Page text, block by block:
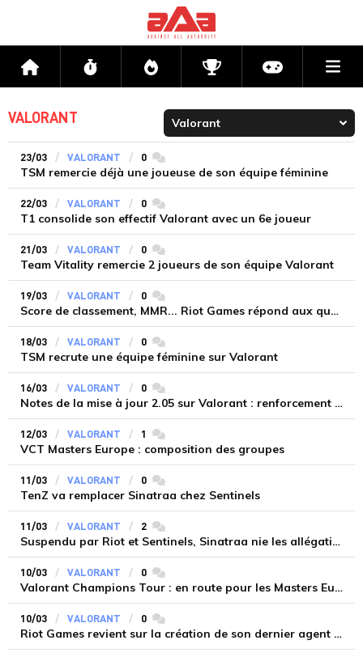
Accueil Flux Directs CompétitionsActu jeux
VALORANT
23/03 VALORANT 0 commentaires
TSM remercie déjà une joueuse de son équipe féminine
22/03 VALORANT 0 commentaires
T1 consolide son effectif Valorant avec un 6e joueur
21/03 VALORANT 0 commentaires
Team Vitality remercie 2 joueurs de son équipe Valorant
19/03 VALORANT 0 commentaires
Score de classement, MMR... Riot Games répond aux questions sur Valorant
18/03 VALORANT 0 commentaires
TSM recrute une équipe féminine sur Valorant
16/03 VALORANT 0 commentaires
Notes de la mise à jour 2.05 sur Valorant : renforcement des sanctions
12/03 VALORANT 1 commentaires
VCT Masters Europe : composition des groupes
11/03 VALORANT 0 commentaires
TenZ va remplacer Sinatraa chez Sentinels
11/03 VALORANT 2 commentaires
Suspendu par Riot et Sentinels, Sinatraa nie les allégations d'agression sexuelle
10/03 VALORANT 0 commentaires
Valorant Champions Tour : en route pour les Masters Europe
10/03 VALORANT 0 commentaires
Riot Games revient sur la création de son dernier agent : Astra